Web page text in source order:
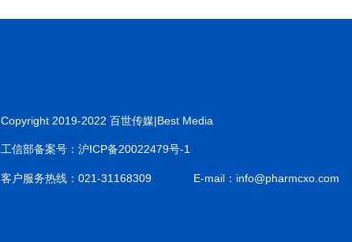
Copyright 2019-2022 百世传媒|Best Media
工信部备案号：沪ICP备20022479号-1
客户服务热线：021-31168309
E-mail：info@pharmcxo.com